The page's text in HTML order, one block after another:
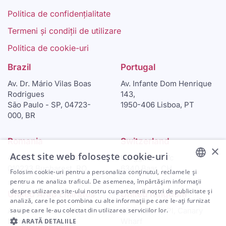
Politica de confidențialitate
Termeni și condiții de utilizare
Politica de cookie-uri
Brazil
Av. Dr. Mário Vilas Boas
Rodrigues
São Paulo - SP, 04723-
000, BR
Portugal
Av. Infante Dom Henrique
143,
1950-406 Lisboa, PT
Romania
46-48 Calea Plevnei
010233 Bucharest, RO
Switzerland
Langgasse 47c
6340 Baar, CH
United Arab Emirates
Al Khatem Tower, Al
Maryah Island
United Kingdom
30 Churchill Pl, Canary
ENGLISH
ARABIC
×
Acest site web folosește cookie-uri
Folosim cookie-uri pentru a personaliza conținutul, reclamele și
pentru a ne analiza traficul. De asemenea, împărtășim informații
despre utilizarea site-ului nostru cu partenerii noștri de publicitate și
analiză, care le pot combina cu alte informații pe care le-ați furnizat
sau pe care le-au colectat din utilizarea serviciilor lor.
ARATĂ DETALIILE